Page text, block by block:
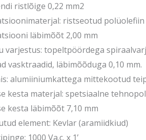
ristlõige 0,22 mm2
ristseotud polüolefiin
läbimõõt 2,00 mm
varjestus: topeltpöördega
vasktraadid, läbimõõduga 0,10 mm.
alumiiniumkattega mittekootud
kesta materjal: spetsiaalne
kesta läbimõõt 7,10 mm
element: Kevlar (aramiidkiud)
1000 Va.c. x 1’